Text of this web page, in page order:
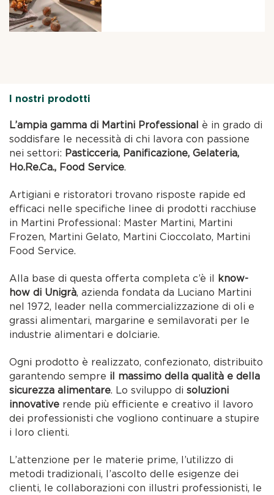
I nostri prodotti
L’ampia gamma di Martini Professional è in grado di
soddisfare le necessità di chi lavora con passione
nei settori: Pasticceria, Panificazione, Gelateria,
Ho.Re.Ca., Food Service.
Artigiani e ristoratori trovano risposte rapide ed
efficaci nelle specifiche linee di prodotti racchiuse
in Martini Professional: Master Martini, Martini
Frozen, Martini Gelato, Martini Cioccolato, Martini
Food Service.
Alla base di questa offerta completa c’è il know-
how di Unigrà, azienda fondata da Luciano Martini
nel 1972, leader nella commercializzazione di oli e
grassi alimentari, margarine e semilavorati per le
industrie alimentari e dolciarie.
Ogni prodotto è realizzato, confezionato, distribuito
garantendo sempre il massimo della qualità e della
sicurezza alimentare. Lo sviluppo disoluzioni
innovative rende più efficiente e creativo il lavoro
dei professionisti che vogliono continuare a stupire
i loro clienti.
L’attenzione per le materie prime, l’utilizzo di
metodi tradizionali, l’ascolto delle esigenze dei
clienti, le collaborazioni con illustri professionisti, le